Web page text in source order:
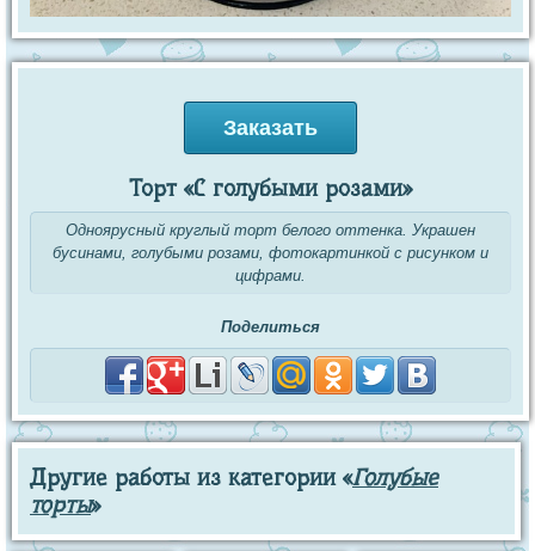
Заказать
Торт «С голубыми розами»
Одноярусный круглый торт белого оттенка. Украшен
бусинами, голубыми розами, фотокартинкой с рисунком и
цифрами.
Поделиться
Другие работы из категории «Голубые
торты»